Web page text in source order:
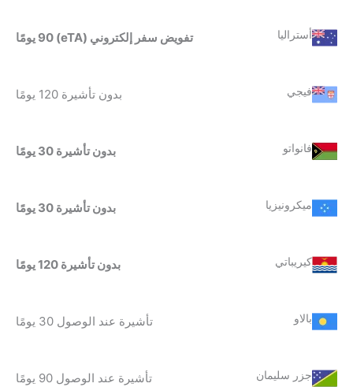
أستراليا تفويض سفر إلكتروني (eTA) 90 يومًا
فيجي بدون تأشيرة 120 يومًا
فانواتو بدون تأشيرة 30 يومًا
ميكرونيزيا بدون تأشيرة 30 يومًا
كيريباتي بدون تأشيرة 120 يومًا
بالاو تأشيرة عند الوصول 30 يومًا
جزر سليمان تأشيرة عند الوصول 90 يومًا